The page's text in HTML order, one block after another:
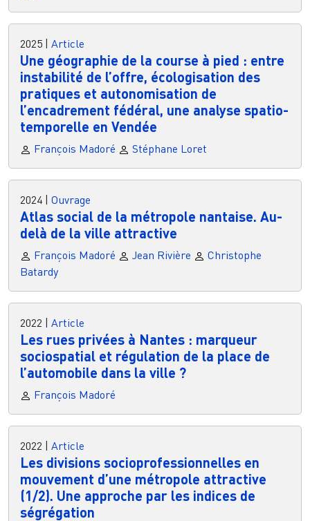
2025 Article
Une géographie de la course à pied : entre
instabilité de l’offre, écologisation des
pratiques et autonomisation de
l’encadrement fédéral, une analyse spatio-
temporelle en Vendée
François Madoré Stéphane Loret
2024 Ouvrage
Atlas social de la métropole nantaise. Au-
delà de la ville attractive
François Madoré Jean Rivière
Christophe
Batardy
2022 Article
Les rues privées à Nantes : marqueur
sociospatial et régulation de la place de
l’automobile dans la ville ?
François Madoré
2022 Article
Les divisions socioprofessionnelles en
mouvement d’une métropole attractive
(1/2). Une approche par les indices de
ségrégation